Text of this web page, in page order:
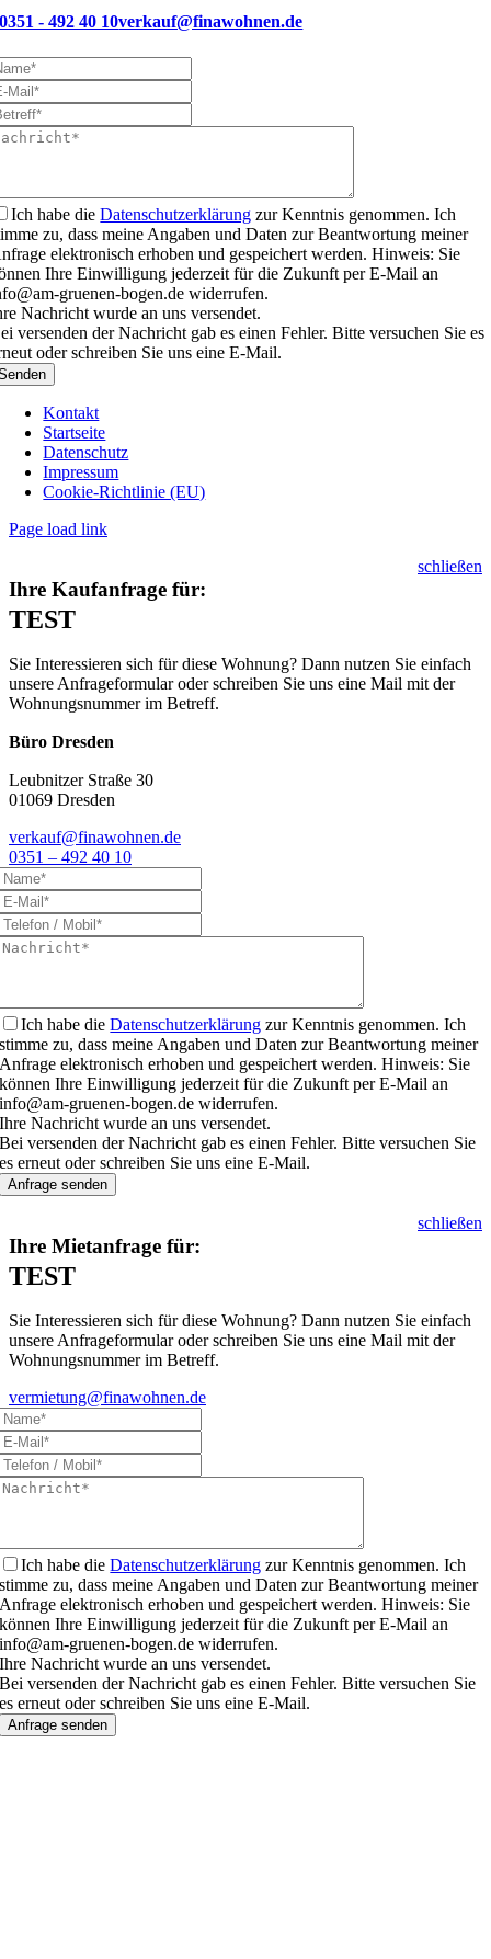
0351 - 492 40 10verkauf@finawohnen.de
Ich habe dieDatenschutzerklärung zur Kenntnis genommen. Ich
zu, dass meine Angaben und Daten zur Beantwortung meiner
elektronisch erhoben und gespeichert werden. Hinweis: Sie
Ihre Einwilligung jederzeit für die Zukunft per E-Mail an
gruenen-bogen.de widerrufen.
Nachricht wurde an uns versendet.
versenden der Nachricht gab es einen Fehler. Bitte versuchen Sie es
oder schreiben Sie uns eine E-Mail.
Kontakt
Startseite
Datenschutz
Impressum
Cookie-Richtlinie (EU)
Page load link
schließen
Ihre Kaufanfrage für:
TEST
Sie Interessieren sich für diese Wohnung? Dann nutzen Sie einfach
unsere Anfrageformular oder schreiben Sie uns eine Mail mit der
Wohnungsnummer im Betreff.
Büro Dresden
Leubnitzer Straße 30
01069 Dresden
verkauf@finawohnen.de
0351 – 492 40 10
Ich habe dieDatenschutzerklärung zur Kenntnis genommen. Ich
stimme zu, dass meine Angaben und Daten zur Beantwortung meiner
Anfrage elektronisch erhoben und gespeichert werden. Hinweis: Sie
können Ihre Einwilligung jederzeit für die Zukunft per E-Mail an
info@am-gruenen-bogen.de widerrufen.
Ihre Nachricht wurde an uns versendet.
Bei versenden der Nachricht gab es einen Fehler. Bitte versuchen Sie
es erneut oder schreiben Sie uns eine E-Mail.
Anfrage senden
schließen
Ihre Mietanfrage für:
TEST
Sie Interessieren sich für diese Wohnung? Dann nutzen Sie einfach
unsere Anfrageformular oder schreiben Sie uns eine Mail mit der
Wohnungsnummer im Betreff.
vermietung@finawohnen.de
Ich habe dieDatenschutzerklärung zur Kenntnis genommen. Ich
stimme zu, dass meine Angaben und Daten zur Beantwortung meiner
Anfrage elektronisch erhoben und gespeichert werden. Hinweis: Sie
können Ihre Einwilligung jederzeit für die Zukunft per E-Mail an
info@am-gruenen-bogen.de widerrufen.
Ihre Nachricht wurde an uns versendet.
Bei versenden der Nachricht gab es einen Fehler. Bitte versuchen Sie
es erneut oder schreiben Sie uns eine E-Mail.
Anfrage senden